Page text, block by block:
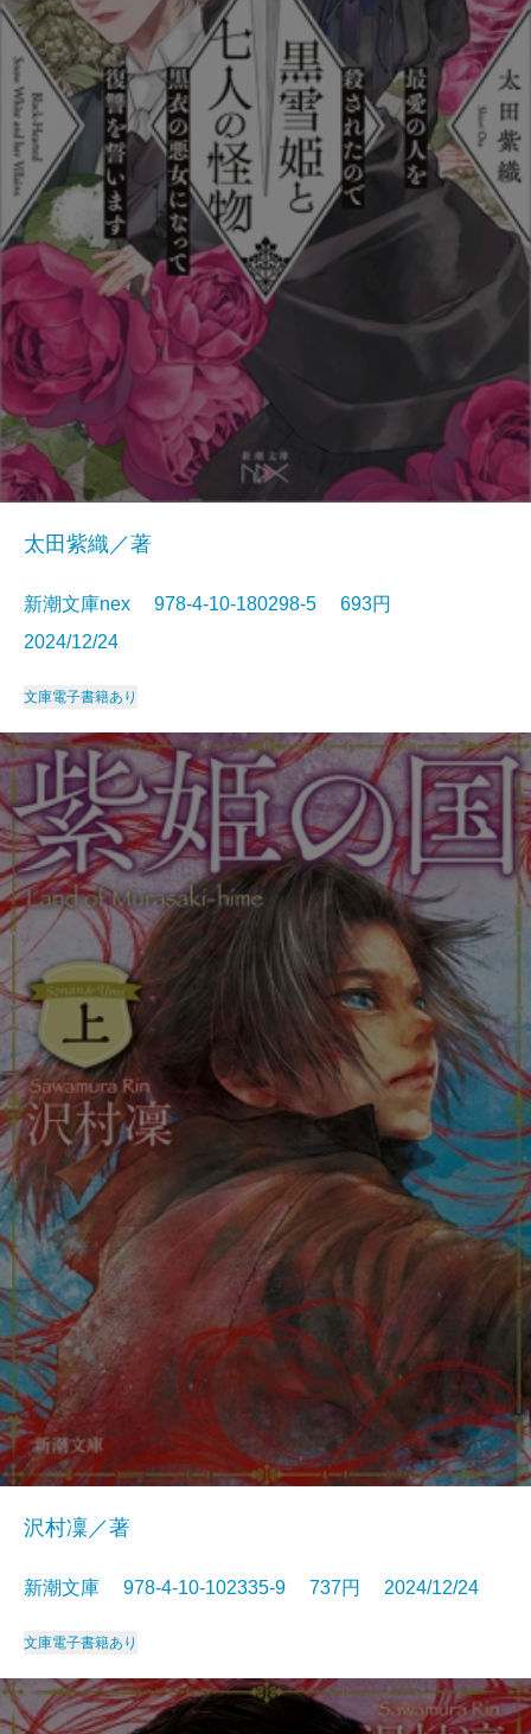
太田紫織／著
新潮文庫nex 978-4-10-180298-5 693円
2024/12/24
文庫電子書籍あり
沢村凜／著
新潮文庫 978-4-10-102335-9 737円 2024/12/24
文庫電子書籍あり